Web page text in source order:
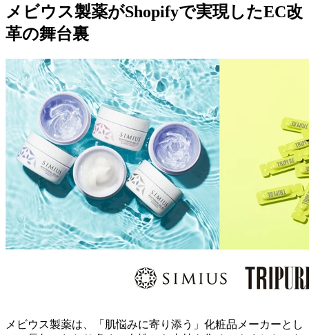
メビウス製薬がShopifyで実現したEC改
革の舞台裏
メビウス製薬は、「肌悩みに寄り添う」化粧品メーカーとし